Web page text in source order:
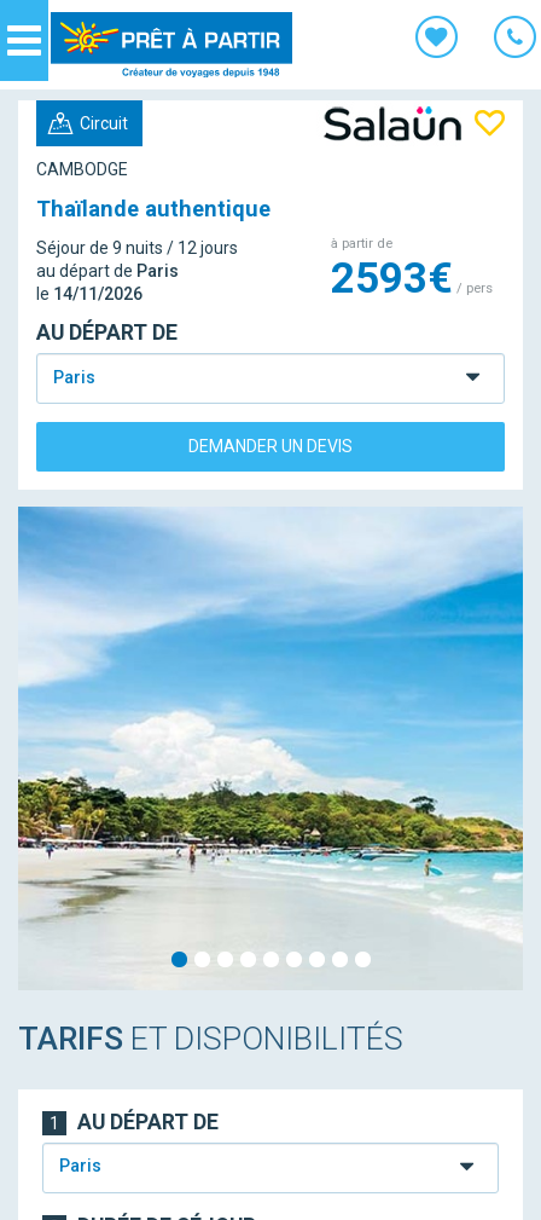
Navigation
Circuit
CAMBODGE
Thaïlande authentique
Séjour de 9 nuits / 12 jours
au départ de Paris
le 14/11/2026
à partir de
2593€ / pers
AU DÉPART DE
Paris
DEMANDER UN DEVIS
TARIFS ET DISPONIBILITÉS
1 AU DÉPART DE
Paris
Panneau de gestion des cookies